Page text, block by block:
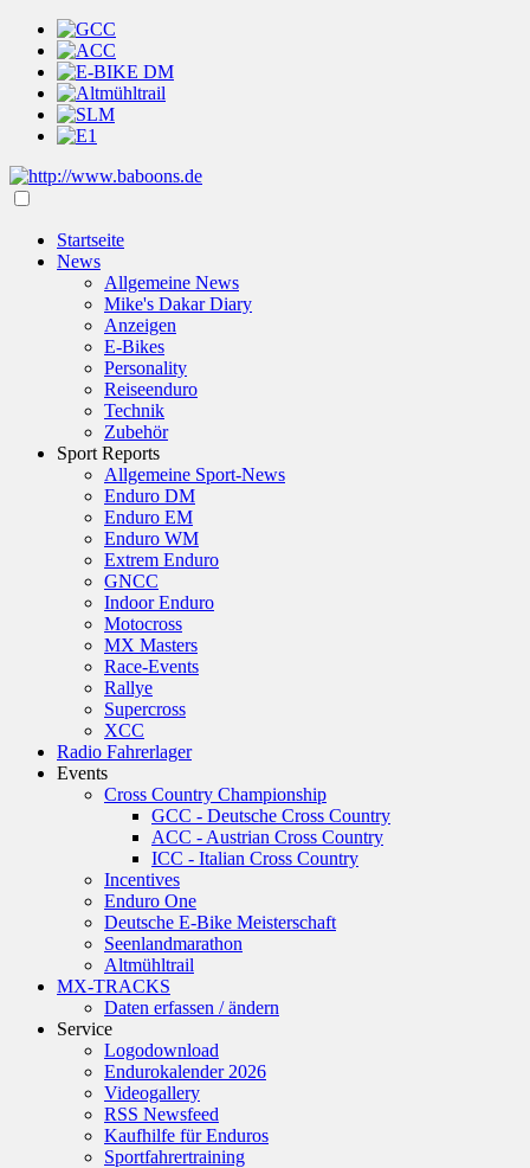
Startseite
News
Allgemeine News
Mike's Dakar Diary
Anzeigen
E-Bikes
Personality
Reiseenduro
Technik
Zubehör
Sport Reports
Allgemeine Sport-News
Enduro DM
Enduro EM
Enduro WM
Extrem Enduro
GNCC
Indoor Enduro
Motocross
MX Masters
Race-Events
Rallye
Supercross
XCC
Radio Fahrerlager
Events
Cross Country Championship
GCC - Deutsche Cross Country
ACC - Austrian Cross Country
ICC - Italian Cross Country
Incentives
Enduro One
Deutsche E-Bike Meisterschaft
Seenlandmarathon
Altmühltrail
MX-TRACKS
Daten erfassen / ändern
Service
Logodownload
Endurokalender 2026
Videogallery
RSS Newsfeed
Kaufhilfe für Enduros
Sportfahrertraining